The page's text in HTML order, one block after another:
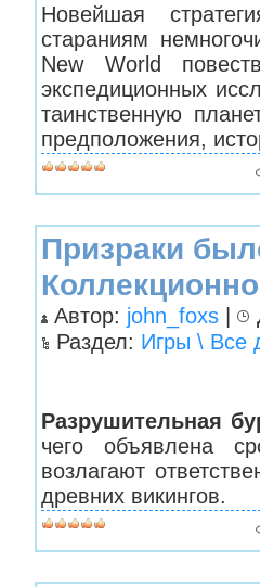
Новейшая
стараниям
New World
экспедиционных
таинственную
предположения,
Призраки
Автор: john_foxs |
Раздел: Игры \ Все
Разрушительная
чего объявлена
возлагают
древних викингов.